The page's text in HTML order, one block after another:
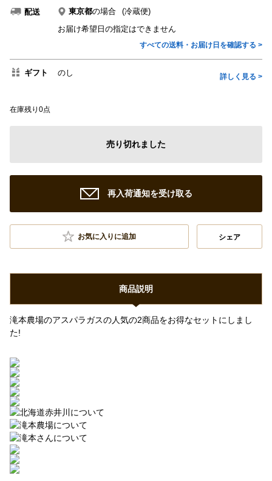
配送 東京都の場合
(冷蔵便)
お届け希望日の指定はできません
すべての送料・お届け日を確認する >
ギフト のし 詳しく見る >
在庫残り0点
売り切れました
再入荷通知を受け取る
お気に入りに追加 シェア
商品説明
滝本農場のアスパラガスの人気の2商品をお得なセットにしまし
た!